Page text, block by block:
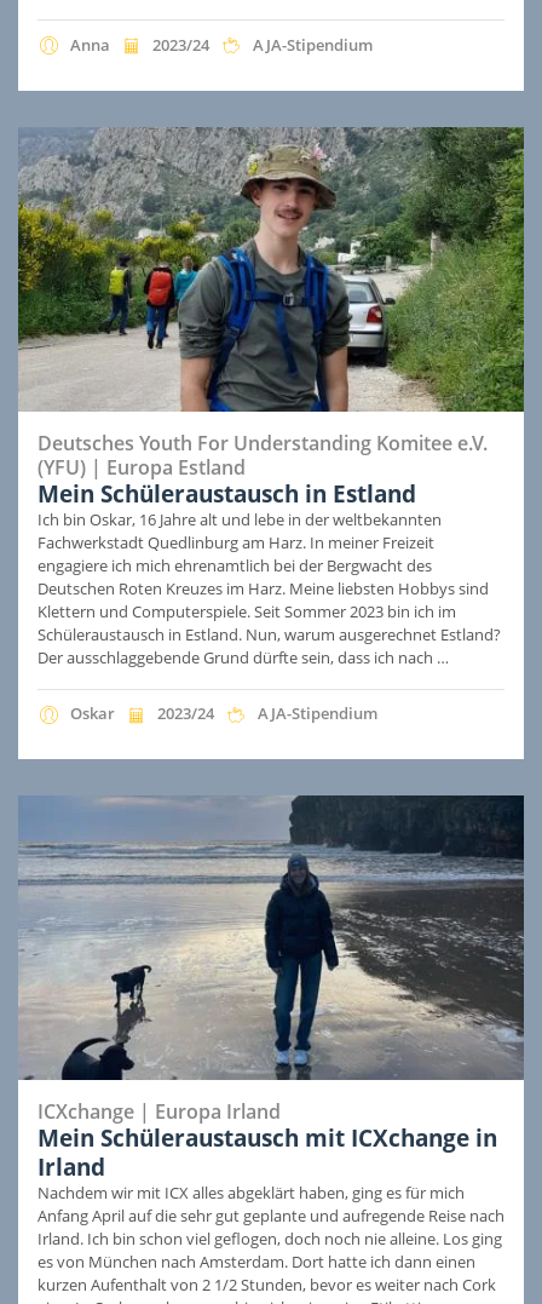
Anna 2023/24 AJA-Stipendium
Deutsches Youth For Understanding Komitee e.V.
(YFU) | Europa Estland
Mein Schüleraustausch in Estland
Ich bin Oskar, 16 Jahre alt und lebe in der weltbekannten
Fachwerkstadt Quedlinburg am Harz. In meiner Freizeit
engagiere ich mich ehrenamtlich bei der Bergwacht des
Deutschen Roten Kreuzes im Harz. Meine liebsten Hobbys sind
Klettern und Computerspiele. Seit Sommer 2023 bin ich im
Schüleraustausch in Estland. Nun, warum ausgerechnet Estland?
Der ausschlaggebende Grund dürfte sein, dass ich nach …
Oskar 2023/24 AJA-Stipendium
ICXchange | Europa Irland
Mein Schüleraustausch mit ICXchange in
Irland
Nachdem wir mit ICX alles abgeklärt haben, ging es für mich
Anfang April auf die sehr gut geplante und aufregende Reise nach
Irland. Ich bin schon viel geflogen, doch noch nie alleine. Los ging
es von München nach Amsterdam. Dort hatte ich dann einen
kurzen Aufenthalt von 2 1/2 Stunden, bevor es weiter nach Cork